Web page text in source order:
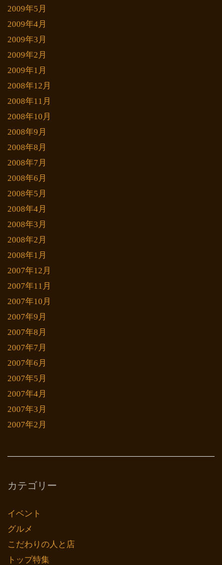
2009年5月
2009年4月
2009年3月
2009年2月
2009年1月
2008年12月
2008年11月
2008年10月
2008年9月
2008年8月
2008年7月
2008年6月
2008年5月
2008年4月
2008年3月
2008年2月
2008年1月
2007年12月
2007年11月
2007年10月
2007年9月
2007年8月
2007年7月
2007年6月
2007年5月
2007年4月
2007年3月
2007年2月
カテゴリー
イベント
グルメ
こだわりの人と店
トップ特集